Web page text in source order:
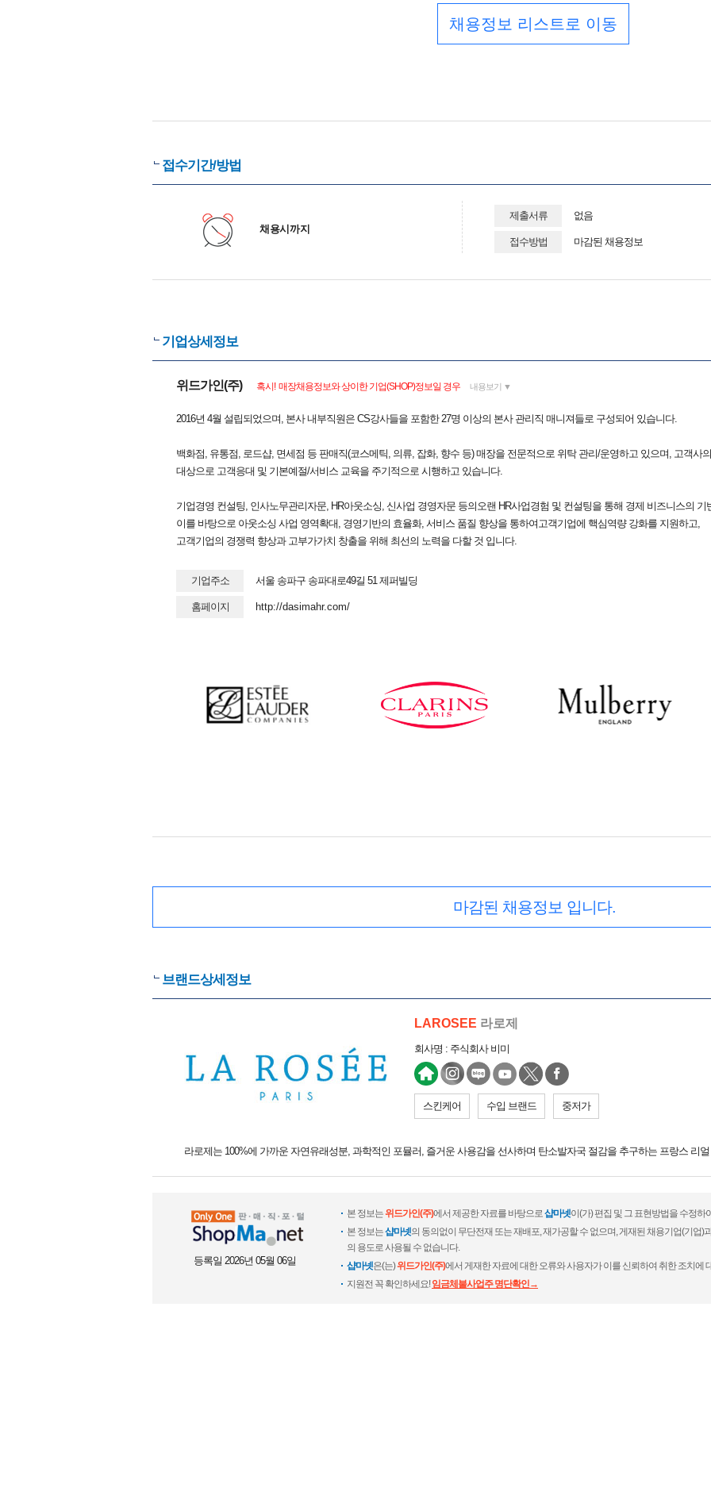
채용정보 리스트로 이동
접수기간/방법
채용시까지
제출서류 없음
접수방법 마감된 채용정보
기업상세정보
위드가인(주) 혹시! 매장채용정보와 상이한 기업(SHOP)정보일 경우 내용보기 ▼
2016년 4월 설립되었으며, 본사 내부직원은 CS강사들을 포함한 27명 이상의 본사 관리직 매니져들로 구성되어 있습니다.
백화점, 유통점, 로드샵, 면세점 등 판매직(코스메틱, 의류, 잡화, 향수 등) 매장을 전문적으로 위탁 관리/운영하고 있으며, 고객사
대상으로 고객응대 및 기본예절/서비스 교육을 주기적으로 시행하고 있습니다.
기업경영 컨설팅, 인사노무관리자문, HR아웃소싱, 신사업 경영자문 등의오랜 HR사업경험 및 컨설팅을 통해 경제 비즈니스의 기
이를 바탕으로 아웃소싱 사업 영역확대, 경영기반의 효율화, 서비스 품질 향상을 통하여고객기업에 핵심역량 강화를 지원하고,
고객기업의 경쟁력 향상과 고부가가치 창출을 위해 최선의 노력을 다할 것 입니다.
기업주소 서울 송파구 송파대로49길 51 제퍼빌딩
홈페이지 http://dasimahr.com/
마감된 채용정보 입니다.
브랜드상세정보
LAROSEE 라로제
회사명 : 주식회사 비미
스킨케어 수입 브랜드 중저가
라로제는 100%에 가까운 자연유래성분, 과학적인 포뮬러, 즐거운 사용감을 선사하며 탄소발자국 절감을 추구하는 프랑스 리
등록일 2026년 05월 06일
본 정보는위드가인(주)에서 제공한 자료를 바탕으로샵마넷이(가) 편집 및 그 표현방법을 수정하
본 정보는샵마넷의 동의없이 무단전재 또는 재배포, 재가공할 수 없으며, 게재된 채용기업(기업)
의 용도로 사용될 수 없습니다.
샵마넷은(는)위드가인(주)에서 게재한 자료에 대한 오류와 사용자가 이를 신뢰하여 취한 조치에
지원전 꼭 확인하세요!임금체불사업주 명단확인→